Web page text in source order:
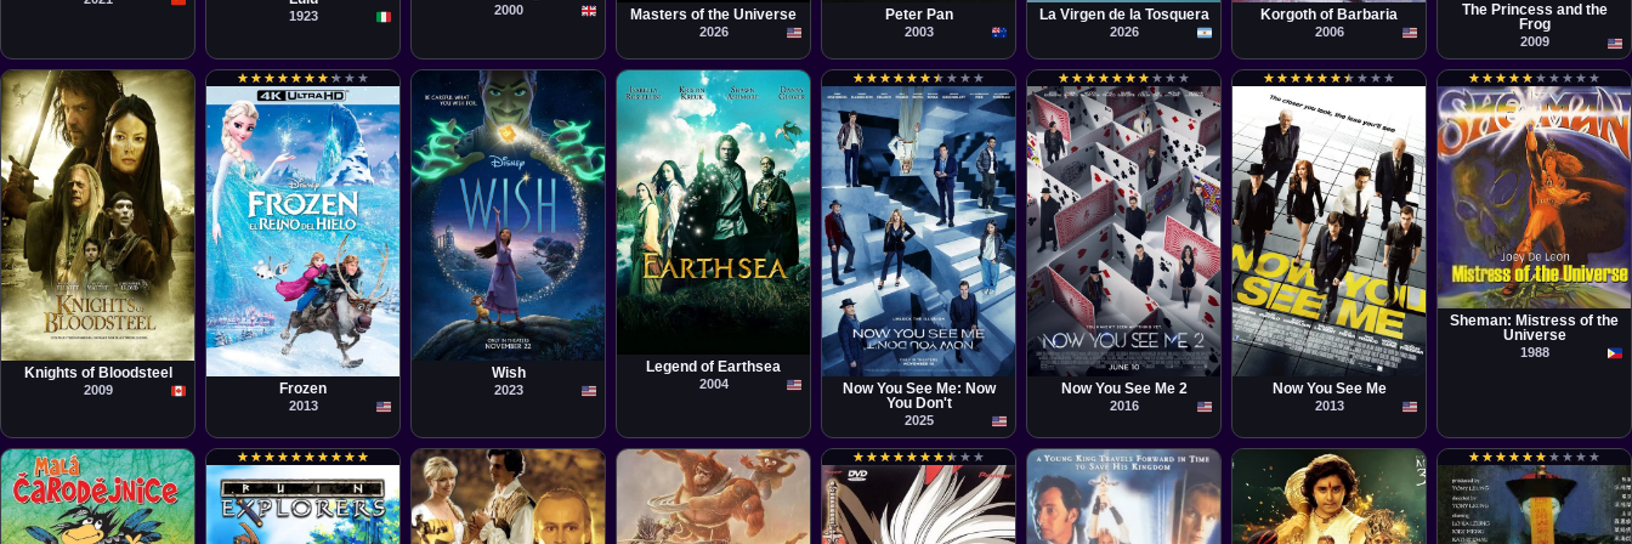
1923 2000 Masters of the Universe
2026
Peter Pan
2003
La Virgen de la Tosquera
2026
Korgoth of Barbaria
2006
The Princess and the
Frog
2009
Película
Knights of Bloodsteel
2009
★
★ ★
★ ★
★ ★
★ ★
★ ★
★ ★
★ ★
★ ★
★ ★
★
Película
Chris Buck, Jennifer Lee
Frozen
2013
Película
Fawn Veerasunthorn, Chris
Buck
Wish
2023
Legend of Earthsea
2004
★
★ ★
★ ★
★ ★
★ ★
★ ★
★ ★
★ ★
★ ★
★ ★
★
Película
Ruben Fleischer
Now You See Me: Now
You Don't
2025
★
★ ★
★ ★
★ ★
★ ★
★ ★
★ ★
★ ★
★ ★
★ ★
★
Película
Jon M. Chu
Now You See Me 2
2016
★
★ ★
★ ★
★ ★
★ ★
★ ★
★ ★
★ ★
★ ★
★ ★
★
Película
Louis Leterrier
Now You See Me
2013
★
★ ★
★ ★
★ ★
★ ★
★ ★
★ ★
★ ★
★ ★
★ ★
★
Película
Tony Y. Reyes
Sheman: Mistress of the
Universe
1988
★
★ ★
★ ★
★ ★
★ ★
★ ★
★ ★
★ ★
★ ★
★ ★
★ ★
★ ★
★ ★
★ ★
★ ★
★ ★
★ ★
★ ★
★ ★
★ ★
★ ★
★ ★
★ ★
★ ★
★ ★
★ ★
★ ★
★ ★
★ ★
★ ★
★